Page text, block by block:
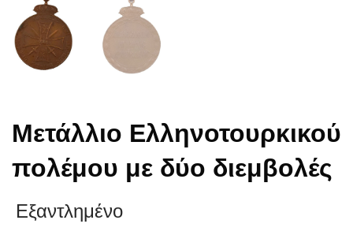
Μετάλλιο Ελληνοτουρκικού
πολέμου με δύο διεμβολές
Εξαντλημένο